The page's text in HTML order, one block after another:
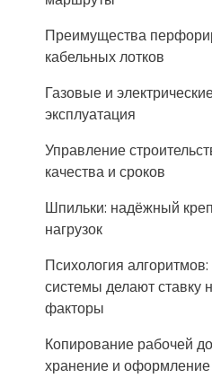
Преимущества
кабельных лотков
Газовые и
эксплуатация
Управление
качества и сроков
Шпильки: надёжный
нагрузок
Психология
системы делают ставку
факторы
Копирование рабочей
хранение и оформление